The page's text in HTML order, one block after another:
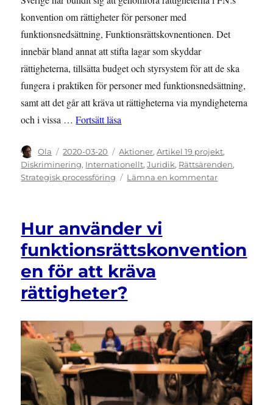
konvention om rättigheter för personer med
funktionsnedsättning, Funktionsrättskovnentionen. Det
innebär bland annat att stifta lagar som skyddar
rättigheterna, tillsätta budget och styrsystem för att de ska
fungera i praktiken för personer med funktionsnedsättning,
samt att det går att kräva ut rättigheterna via myndigheterna
och i vissa …Fortsätt läsa
Författare
Ola
Publicerat
den
2020-03-20 Kategorier
Aktioner,Artikel 19 projekt,
Diskriminering, Internationellt,Juridik, Rättsärenden,
Strategisk processföring
Lämna en kommentartill
till
Hur använder vi
funktionsrättskonvention
en för att kräva
rättigheter?